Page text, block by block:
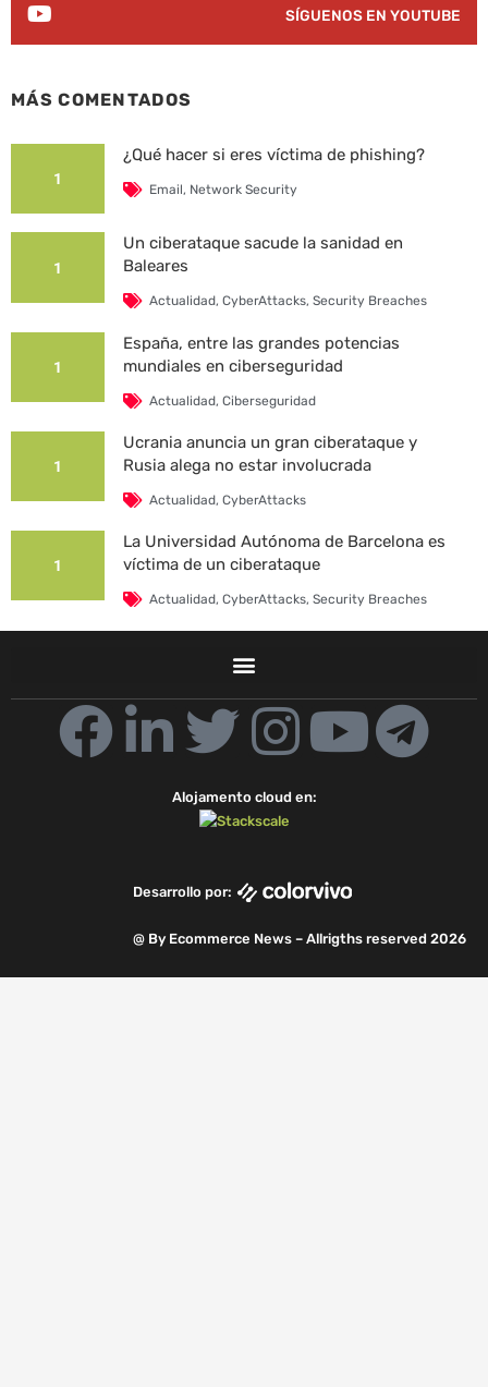
SÍGUENOS EN YOUTUBE
MÁS COMENTADOS
1
¿Qué hacer si eres víctima de phishing?
Email, Network Security
1
Un ciberataque sacude la sanidad en
Baleares
Actualidad, CyberAttacks, Security Breaches
1
España, entre las grandes potencias
mundiales en ciberseguridad
Actualidad, Ciberseguridad
1
Ucrania anuncia un gran ciberataque y
Rusia alega no estar involucrada
Actualidad, CyberAttacks
1
La Universidad Autónoma de Barcelona es
víctima de un ciberataque
Actualidad, CyberAttacks, Security Breaches
F
a
o
L
k
e
d
T
w
i
t
t
e
I
n
s
t
a
g
Y
t
u
b
T
e
g
r
Alojamento cloud en:
Desarrollo por:
@ By Ecommerce News – Allrigths reserved 2026